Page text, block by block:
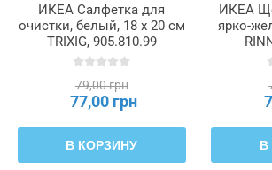
ИКЕА Салфетка для
очистки, белый, 18 x 20 см
TRIXIG, 905.810.99
79,00 грн
77,00 грн
В КОРЗИНУ
ИКЕА
ярко-
В